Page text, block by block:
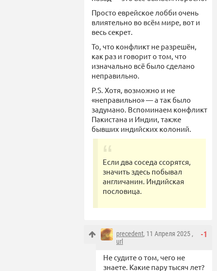
Просто еврейское лобби очень
влиятельно во всём мире, вот и
весь секрет.
То, что конфликт не разрешён,
как раз и говорит о том, что
изначально всё было сделано
неправильно.
P.S. Хотя, возможно и не
«неправильно» — а так было
задумано. Вспоминаем конфликт
Пакистана и Индии, также
бывших индийских колоний.
Если два соседа ссорятся,
значить здесь побывал
англичанин. Индийская
пословица.
-1
precedent, 11 Апреля 2025 ,
url
Не судите о том, чего не
знаете. Какие пару тысяч лет?